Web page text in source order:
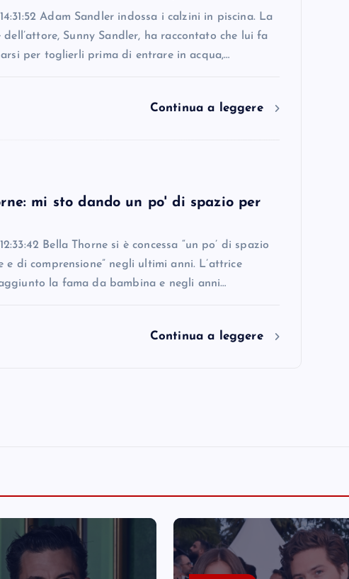
Adam Sandler indossa i calzini in piscina. La
dell’attore, Sunny Sandler, ha raccontato che lui fa
per toglierli prima di entrare in acqua,…
Continua a leggere
mi sto dando un po' di spazio per
Bella Thorne si è concessa “un po’ di spazio
e di comprensione” negli ultimi anni. L’attrice
la fama da bambina e negli anni…
Continua a leggere